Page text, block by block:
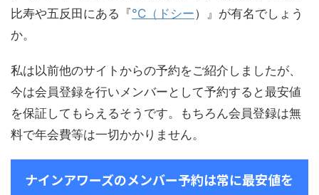
比寿や五反田にある『°C（ドシー）』が有名でしょう
か。
私は以前他のサイトからの予約をご紹介しましたが、
今は会員登録を行いメンバーとして予約すると最安値
を保証してもらえるそうです。もちろん会員登録は無
料で年会費等は一切かかりません。
ナインアワーズのメンバー予約は常に最安値を